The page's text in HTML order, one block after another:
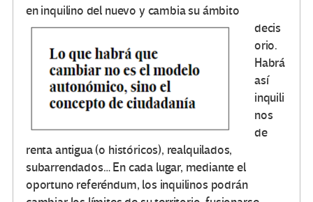
en inquilino del nuevo y cambia su ámbito
decis
orio.
Habrá
así
inquili
nos
de
renta antigua (o históricos), realquilados,
subarrendados… En cada lugar, mediante el
oportuno referéndum, los inquilinos podrán